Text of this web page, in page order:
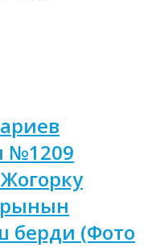
№1209
берди (Фото